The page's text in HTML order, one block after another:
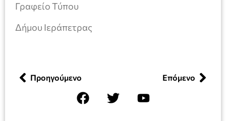
Γραφείο Τύπου
Δήμου Ιεράπετρας
Προηγούμενο Επόμενο